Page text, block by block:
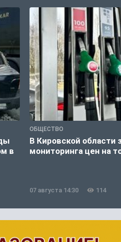
в
ОБЩЕСТВО
В Кировской области
мониторинга цен на
07 августа 14:30 114